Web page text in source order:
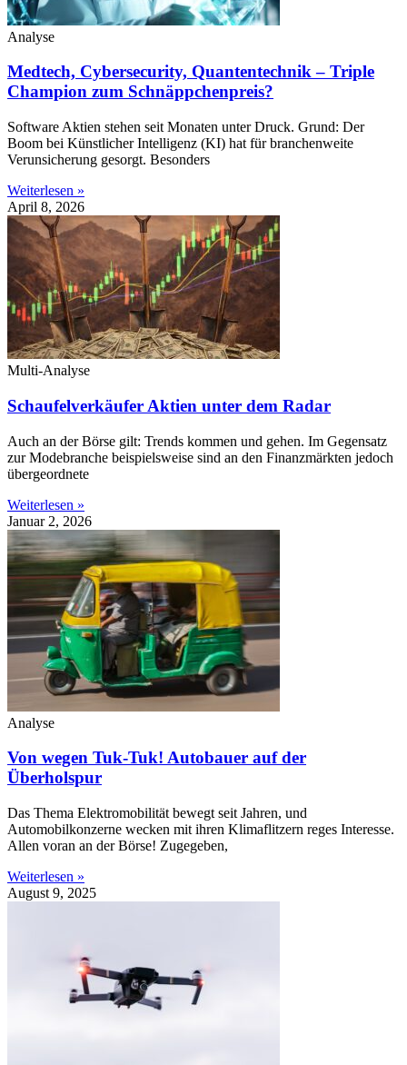
Analyse
Medtech, Cybersecurity, Quantentechnik – Triple
Champion zum Schnäppchenpreis?
Software Aktien stehen seit Monaten unter Druck. Grund: Der
Boom bei Künstlicher Intelligenz (KI) hat für branchenweite
Verunsicherung gesorgt. Besonders
Weiterlesen »
April 8, 2026
Multi-Analyse
Schaufelverkäufer Aktien unter dem Radar
Auch an der Börse gilt: Trends kommen und gehen. Im Gegensatz
zur Modebranche beispielsweise sind an den Finanzmärkten jedoch
übergeordnete
Weiterlesen »
Januar 2, 2026
Analyse
Von wegen Tuk-Tuk! Autobauer auf der
Überholspur
Das Thema Elektromobilität bewegt seit Jahren, und
Automobilkonzerne wecken mit ihren Klimaflitzern reges Interesse.
Allen voran an der Börse! Zugegeben,
Weiterlesen »
August 9, 2025